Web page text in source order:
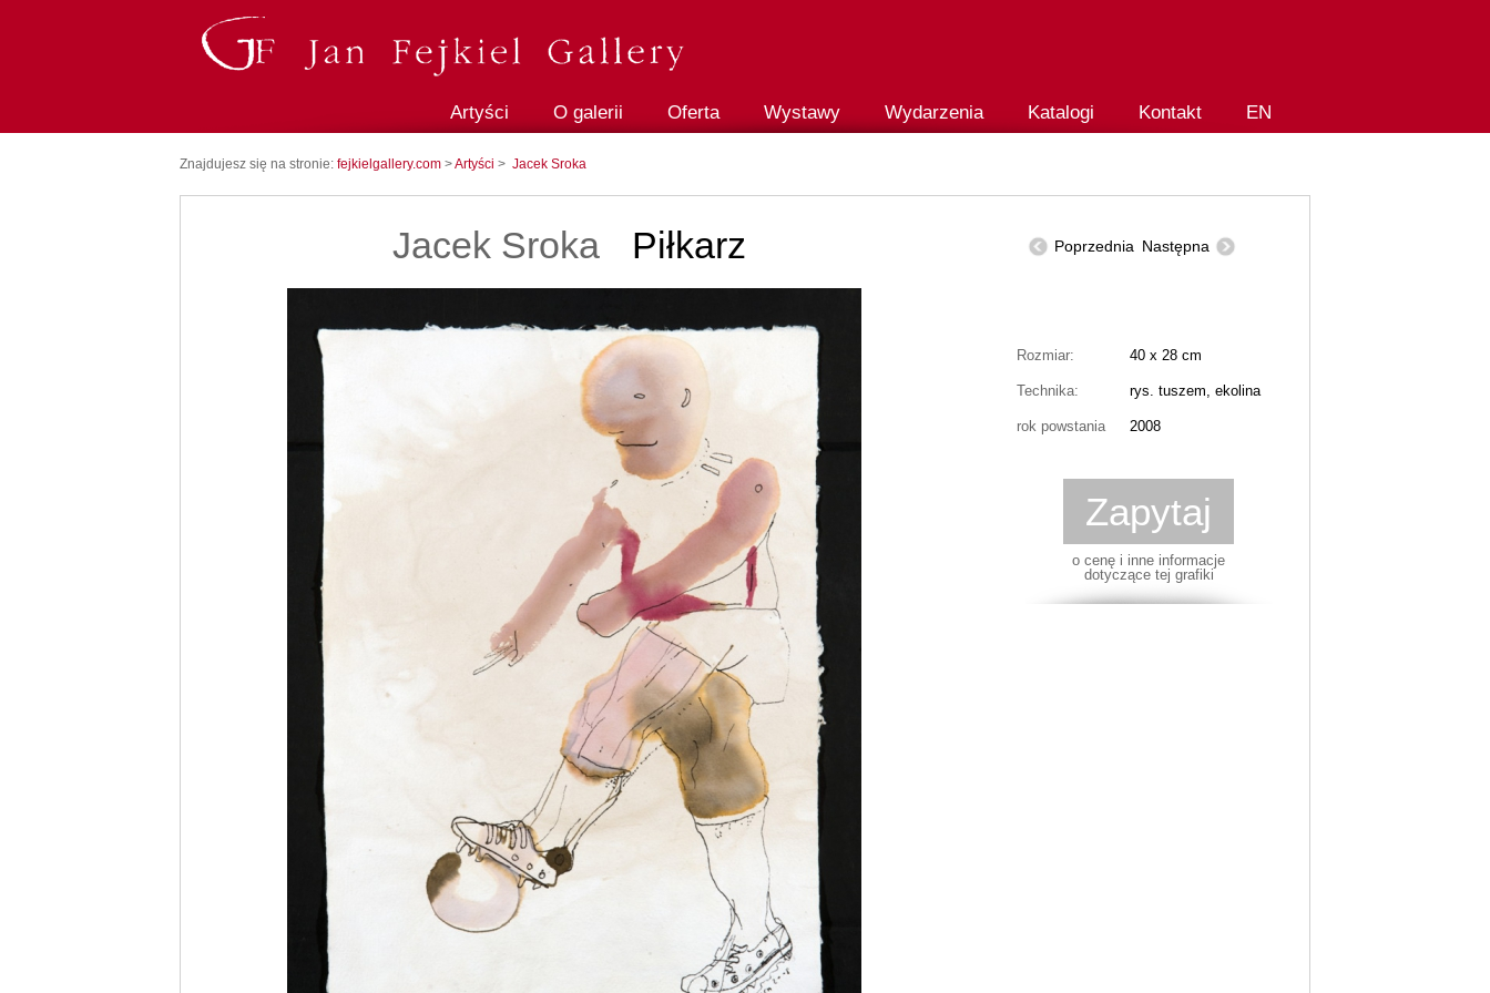
Artyści O galerii Oferta Wystawy Wydarzenia Katalogi Kontakt EN
Znajdujesz się na stronie: fejkielgallery.com >Artyści > Jacek Sroka
Poprzednia Następna
Jacek Sroka Piłkarz
Rozmiar: 40 x 28 cm
Technika: rys. tuszem, ekolina
rok powstania 2008
Zapytaj
o cenę i inne informacje
dotyczące tej grafiki